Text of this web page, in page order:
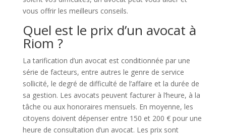
vous offrir les meilleurs conseils.
Quel est le prix d’un avocat à
Riom ?
La tarification d’un avocat est conditionnée par une
série de facteurs, entre autres le genre de service
sollicité, le degré de difficulté de l’affaire et la durée de
sa gestion. Les avocats peuvent facturer à l’heure, à la
tâche ou aux honoraires mensuels. En moyenne, les
citoyens doivent dépenser entre 150 et 200 € pour une
heure de consultation d’un avocat. Les prix sont